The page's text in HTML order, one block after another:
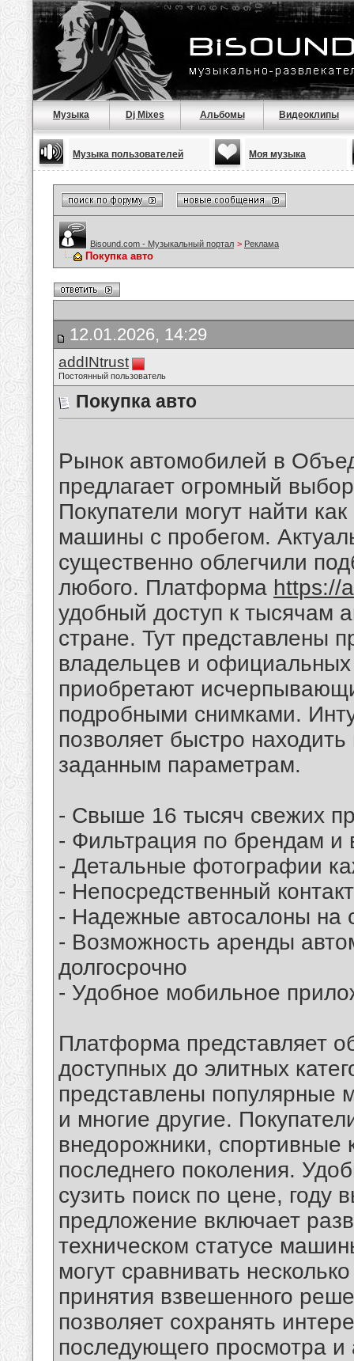
Музыка Dj Mixes Альбомы Видеоклипы
Музыка пользователей Моя музыка
Bisound.com - Музыкальный портал > Реклама
Покупка авто
12.01.2026, 14:29
addINtrust
Постоянный пользователь
Покупка авто
Рынок автомобилей в
предлагает огромный
Покупатели могут найти
машины с пробегом.
существенно облегчили
любого. Платформа https://
удобный доступ к тысячам
стране. Тут представлены
владельцев и
приобретают
подробными снимками.
позволяет быстро
заданным параметрам.
- Свыше 16 тысяч свежих
- Фильтрация по брендам и
- Детальные фотографии
- Непосредственный
- Надежные автосалоны на
- Возможность аренды
долгосрочно
- Удобное мобильное
Платформа представляет
доступных до элитных
представлены популярные
и многие другие.
внедорожники, спортивные
последнего поколения.
сузить поиск по цене, году
предложение включает
техническом статусе
могут сравнивать
принятия взвешенного
позволяет сохранять
последующего просмотра и